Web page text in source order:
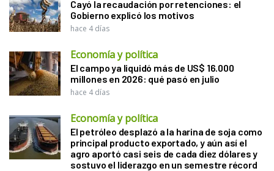
Cayó la recaudación por retenciones: el
Gobierno explicó los motivos
hace 4 días
Economía y política
El campo ya liquidó más de US$ 16.000
millones en 2026: qué pasó en julio
hace 4 días
Economía y política
El petróleo desplazó a la harina de soja como
principal producto exportado, y aún así el
agro aportó casi seis de cada diez dólares y
sostuvo el liderazgo en un semestre récord